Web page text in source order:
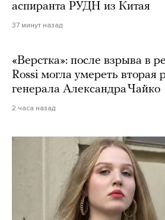
аспиранта РУДН из Китая
37 минут назад
«Верстка»: после взрыва в
Rossi могла умереть вторая
генерала Александра Чайко
2 часа назад